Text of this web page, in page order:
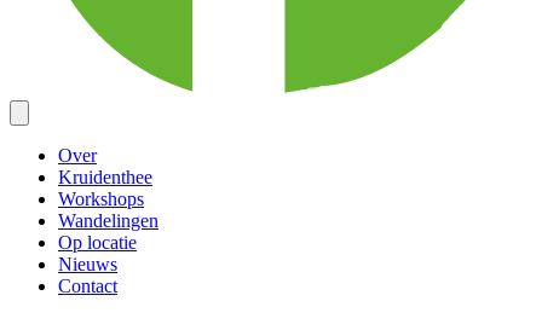
Over
Kruidenthee
Workshops
Wandelingen
Op locatie
Nieuws
Contact